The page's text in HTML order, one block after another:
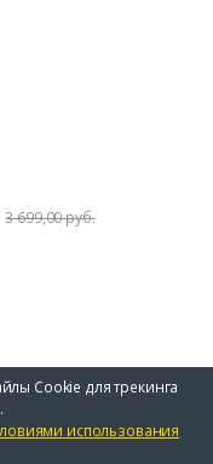
3 699,00 руб.
Cookie для трекинга
использования